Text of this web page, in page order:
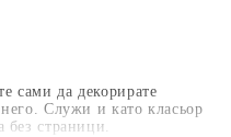
сами да декорирате
Служи и като класьор
без страници.